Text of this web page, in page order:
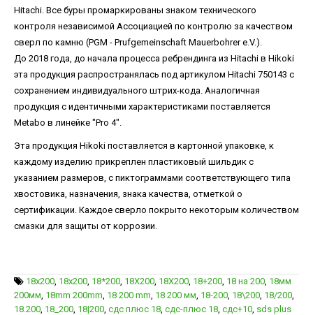
Hitachi. Все буры промаркированы знаком технического
контроля независимой Ассоциацией по контролю за качеством
сверл по камню (PGM - Prufgemeinschaft Mauerbohrer e.V.).
До 2018 года, до начала процесса ребрендинга из Hitachi в Hikoki
эта продукция распространялась под артикулом Hitachi 750143 с
сохранением индивидуального штрих-кода. Аналогичная
продукция с идентичными характеристиками поставляется
Metabo в линейке "Pro 4".
Эта продукция Hikoki поставляется в картонной упаковке, к
каждому изделию прикреплен пластиковый шильдик с
указанием размеров, с пиктограммами соответствующего типа
хвостовика, назначения, знака качества, отметкой о
сертификации. Каждое сверло покрыто некоторым количеством
смазки для защиты от коррозии.
18x200, 18х200, 18*200, 18X200, 18Х200, 18+200, 18 на 200, 18мм
200мм, 18mm 200mm, 18 200 mm, 18 200 мм, 18-200, 18\200, 18/200,
18.200, 18_200, 18|200, сдс плюс 18, сдс-плюс 18, сдс+10, sds plus